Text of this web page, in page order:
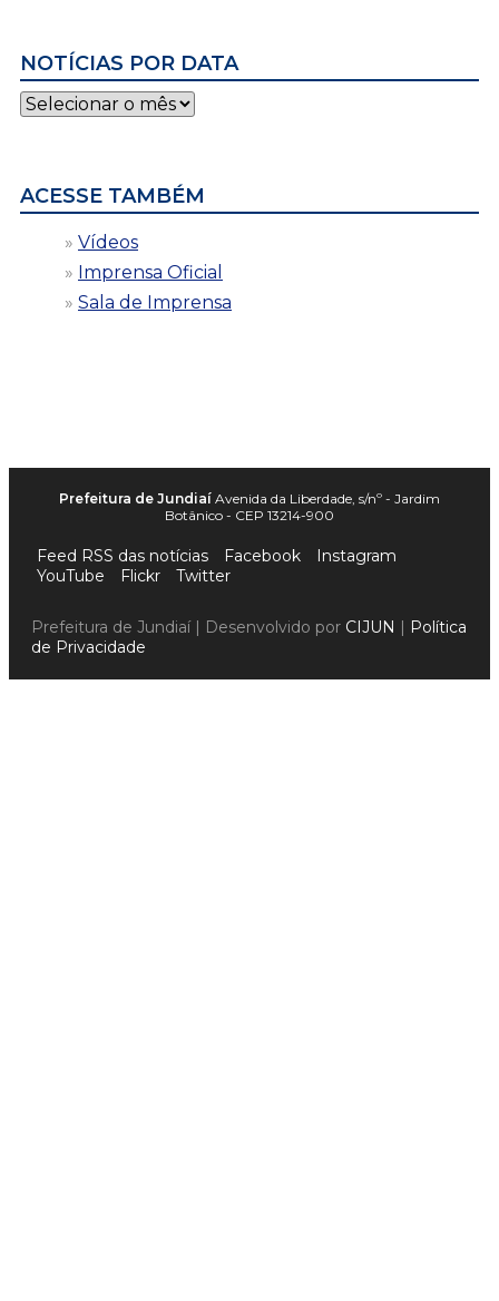
NOTÍCIAS POR DATA
Notícias
por
ACESSE TAMBÉM
Vídeos
Imprensa Oficial
Sala de Imprensa
Prefeitura de Jundiaí Avenida da Liberdade, s/nº - Jardim
Botânico - CEP 13214-900
Feed RSS das notícias Facebook
Instagram
YouTube
Flickr Twitter
Prefeitura de Jundiaí | Desenvolvido por CIJUN
Política
de Privacidade